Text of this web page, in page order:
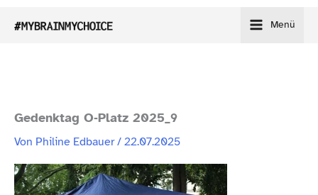
Inhalt
Menü
Gedenktag O‑Platz 2025_9
Von Philine Edbauer/22.07.2025